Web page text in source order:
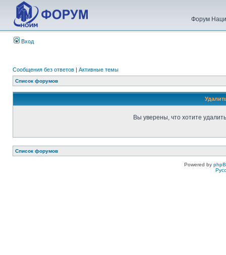
Форум
Вход
Сообщения без ответов | Активные темы
Список форумов
Вы уверены, что хотите
Список форумов
Powered by